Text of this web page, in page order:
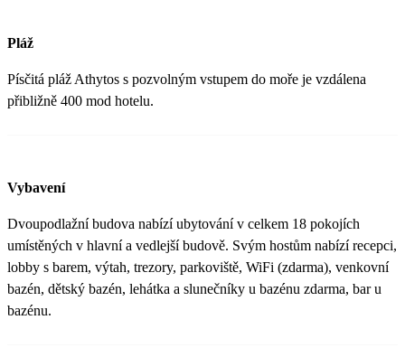
Pláž
Písčitá pláž Athytos s pozvolným vstupem do moře je vzdálena
přibližně 400 mod hotelu.
Vybavení
Dvoupodlažní budova nabízí ubytování v celkem 18 pokojích
umístěných v hlavní a vedlejší budově. Svým hostům nabízí recepci,
lobby s barem, výtah, trezory, parkoviště, WiFi (zdarma), venkovní
bazén, dětský bazén, lehátka a slunečníky u bazénu zdarma, bar u
bazénu.